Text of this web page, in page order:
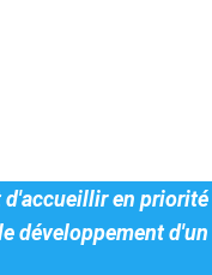
d'accueillir en
développement